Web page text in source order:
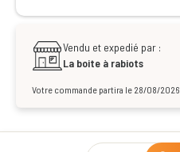
Vendu et expedié par :
La boite à rabiots
Votre commande partira le 28/08/2026